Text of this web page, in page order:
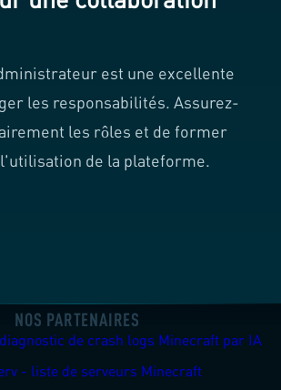
est une excellente
les responsabilités. Assurez-
les rôles et de former
de la plateforme.
NOS PARTENAIRES